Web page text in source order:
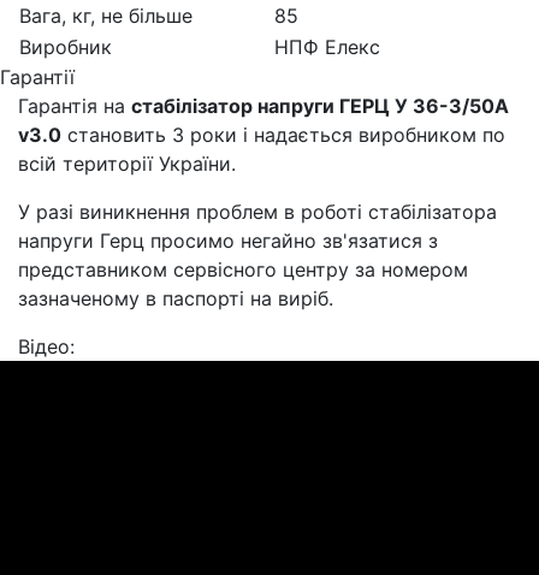
Вага, кг, не більше
85
Виробник
НПФ Елекс
Гарантії
Гарантія на стабілізатор напруги ГЕРЦ У 36-3/50A
v3.0 становить 3 роки і надається виробником по
всій території України.
У разі виникнення проблем в роботі стабілізатора
напруги Герц просимо негайно зв'язатися з
представником сервісного центру за номером
зазначеному в паспорті на виріб.
Відео: